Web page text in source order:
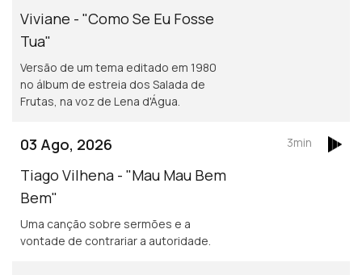
Viviane - "Como Se Eu Fosse
Tua"
Versão de um tema editado em 1980
no álbum de estreia dos Salada de
Frutas, na voz de Lena d'Água.
03 Ago, 2026
Tiago Vilhena - "Mau Mau Bem
Bem"
Uma canção sobre sermões e a
vontade de contrariar a autoridade.
3min